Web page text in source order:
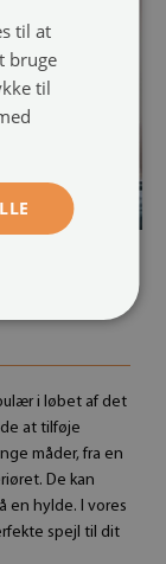
i løbet af det
at tilføje
måder, fra en
De kan
en hylde. I vores
spejl til dit
til at
bruge
til